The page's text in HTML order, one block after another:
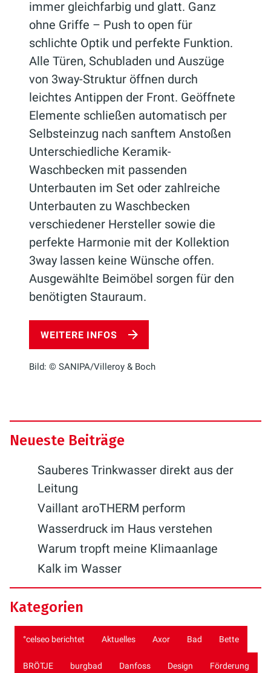
immer gleichfarbig und glatt. Ganz
ohne Griffe – Push to open für
schlichte Optik und perfekte Funktion.
Alle Türen, Schubladen und Auszüge
von 3way-Struktur öffnen durch
leichtes Antippen der Front. Geöffnete
Elemente schließen automatisch per
Selbsteinzug nach sanftem Anstoßen
Unterschiedliche Keramik-
Waschbecken mit passenden
Unterbauten im Set oder zahlreiche
Unterbauten zu Waschbecken
verschiedener Hersteller sowie die
perfekte Harmonie mit der Kollektion
3way lassen keine Wünsche offen.
Ausgewählte Beimöbel sorgen für den
benötigten Stauraum.
WEITERE INFOS
Bild: © SANIPA/Villeroy & Boch
Neueste Beiträge
Sauberes Trinkwasser direkt aus der
Leitung
Vaillant aroTHERM perform
Wasserdruck im Haus verstehen
Warum tropft meine Klimaanlage
Kalk im Wasser
Kategorien
°celseo berichtet Aktuelles Axor Bad Bette
BRÖTJE burgbad Danfoss Design Förderung